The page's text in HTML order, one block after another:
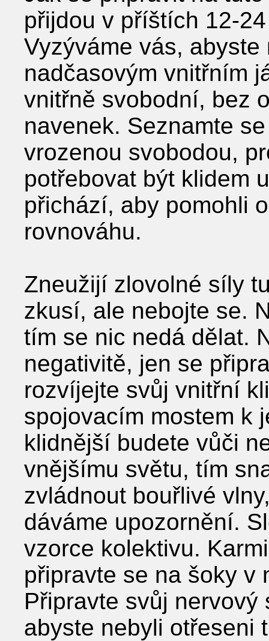
přijdou v příštích 12-
Vyzýváme vás,
nadčasovým vnitřním
vnitřně svobodní, bez
navenek. Seznamte
vrozenou svobodou,
potřebovat být klidem
přichází, aby pomohli
rovnováhu.
Zneužijí zlovolné síly
zkusí, ale nebojte se.
tím se nic nedá dělat.
negativitě, jen se
rozvíjejte svůj vnitřní
spojovacím mostem k
klidnější budete vůči
vnějšímu světu, tím
zvládnout bouřlivé
dáváme upozornění.
vzorce kolektivu.
připravte se na šoky v
Připravte svůj
abyste nebyli otřeseni